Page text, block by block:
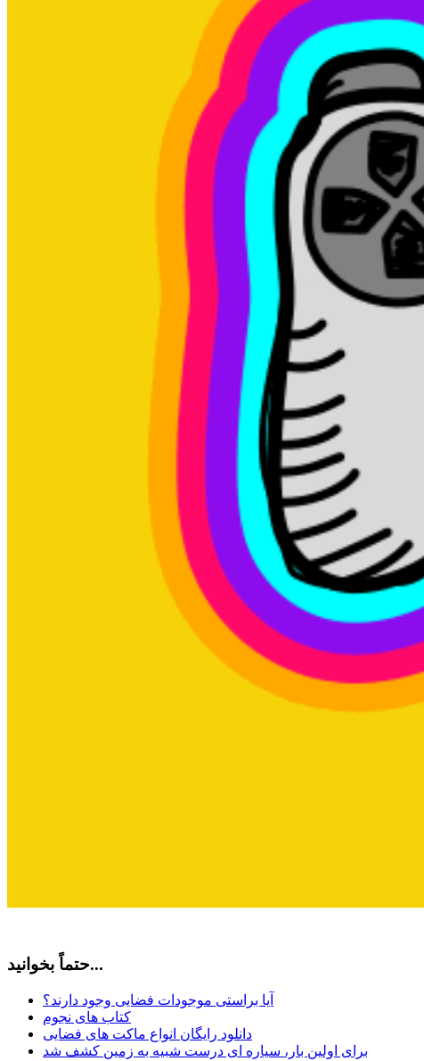
حتماً بخوانید...
آیا براستی موجودات فضایی وجود دارند؟
کتاب های نجوم
دانلود رایگان انواع ماکت های فضایی
برای اولین بار، سیاره ای درست شبیه به زمین کشف شد